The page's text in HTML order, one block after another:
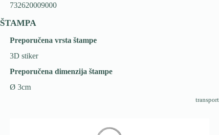
732620009000
ŠTAMPA
Preporučena vrsta štampe
3D stiker
Preporučena dimenzija štampe
Ø 3cm
transport